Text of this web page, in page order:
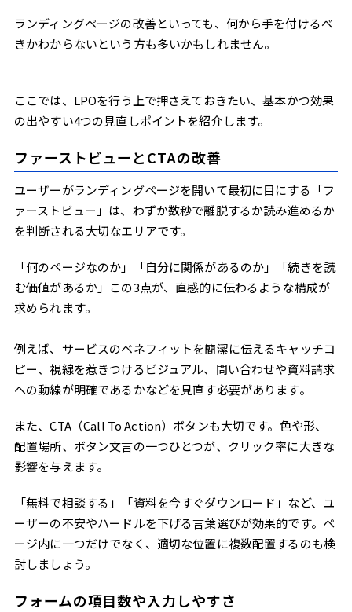
ランディングページの改善といっても、何から手を付けるべ
きかわからないという方も多いかもしれません。
ここでは、LPOを行う上で押さえておきたい、基本かつ効果
の出やすい4つの見直しポイントを紹介します。
ファーストビューとCTAの改善
ユーザーがランディングページを開いて最初に目にする「フ
ァーストビュー」は、わずか数秒で離脱するか読み進めるか
を判断される大切なエリアです。
「何のページなのか」「自分に関係があるのか」「続きを読
む価値があるか」この3点が、直感的に伝わるような構成が
求められます。
例えば、サービスのベネフィットを簡潔に伝えるキャッチコ
ピー、視線を惹きつけるビジュアル、問い合わせや資料請求
への動線が明確であるかなどを見直す必要があります。
また、CTA（Call To Action）ボタンも大切です。色や形、
配置場所、ボタン文言の一つひとつが、クリック率に大きな
影響を与えます。
「無料で相談する」「資料を今すぐダウンロード」など、ユ
ーザーの不安やハードルを下げる言葉選びが効果的です。ペ
ージ内に一つだけでなく、適切な位置に複数配置するのも検
討しましょう。
フォームの項目数や入力しやすさ